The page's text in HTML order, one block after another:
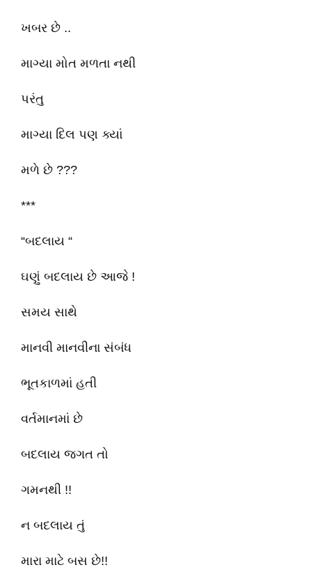
ખબર છે ..
માગ્યા મોત મળતા નથી
પરંતુ
માગ્યા દિલ પણ ક્યાં
મળે છે ???
***
“બદલાય “
ઘણું બદલાય છે આજે !
સમય સાથે
માનવી માનવીના સંબંધ
ભૂતકાળમાં હતી
વર્તમાનમાં છે
બદલાય જગત તો
ગમનથી !!
ન બદલાય તું
મારા માટે બસ છે!!